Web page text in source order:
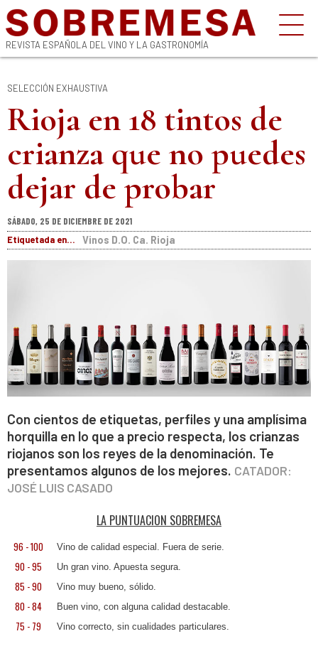
REVISTA ESPAÑOLA DEL VINO Y LA GASTRONOMÍA
SELECCIÓN EXHAUSTIVA
Rioja en 18 tintos de
crianza que no puedes
dejar de probar
SÁBADO, 25 DE DICIEMBRE DE 2021
Etiquetada en...
Vinos D.O. Ca. Rioja
Con cientos de etiquetas, perfiles y una amplísima
horquilla en lo que a precio respecta, los crianzas
riojanos son los reyes de la denominación. Te
presentamos algunos de los mejores. CATADOR:
JOSÉ LUIS CASADO
LA PUNTUACION SOBREMESA
96 - 100 Vino de calidad especial. Fuera de serie.
90 - 95 Un gran vino. Apuesta segura.
85 - 90 Vino muy bueno, sólido.
80 - 84 Buen vino, con alguna calidad destacable.
75 - 79 Vino correcto, sin cualidades particulares.